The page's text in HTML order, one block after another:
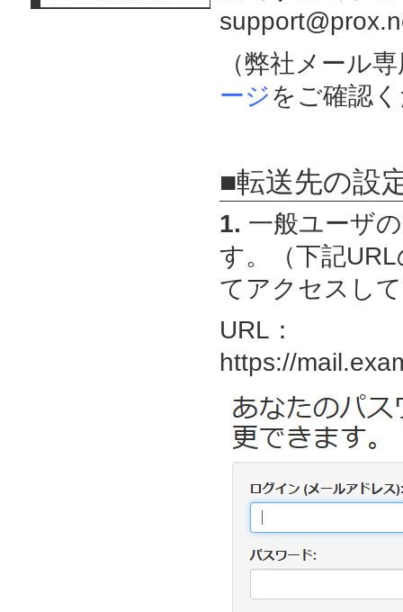
（弊社メール
ージをご確認
■転送先の設
1. 一般ユーザ
す。（下記
てアクセスし
URL：
https://